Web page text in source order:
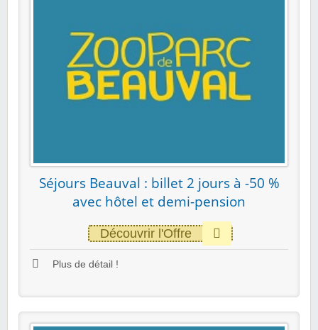
Séjours Beauval : billet 2 jours à -50 %
avec hôtel et demi-pension
Découvrir l'Offre
Plus de détail !